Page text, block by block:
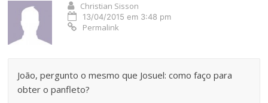
Christian Sisson
13/04/2015 em 3:48 pm
Permalink
João, pergunto o mesmo que Josuel: como faço para
obter o panfleto?